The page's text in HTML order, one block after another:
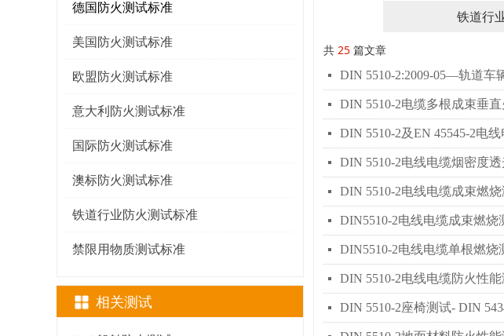
德国防火测试标准
美国防火测试标准
欧盟防火测试标准
意大利防火测试标准
国际防火测试标准
澳标防火测试标准
铁道行业防火测试标准
禁限用物质测试标准
相关测试
铁道行
共 25 篇文章
넷 DIN 5510-2:2009-05—轨道车
넷 DIN 5510-2电缆多根成束垂直
넷 DIN 5510-2及EN 45545-2电
넷 DIN 5510-2电线电缆烟密度
넷 DIN 5510-2电线电缆成束燃
넷 DIN5510-2电线电缆成束燃烧
넷 DIN5510-2电线电缆单根燃烧
넷 DIN 5510-2电线电缆防火性
넷 DIN 5510-2座椅测试- DIN